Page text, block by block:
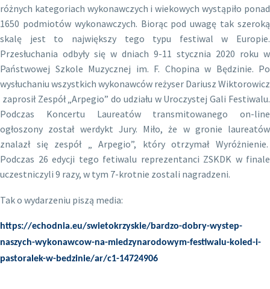
różnych kategoriach wykonawczych i wiekowych wystąpiło ponad
1650 podmiotów wykonawczych. Biorąc pod uwagę tak szeroką
skalę jest to największy tego typu festiwal w Europie.
Przesłuchania odbyły się w dniach 9-11 stycznia 2020 roku w
Państwowej Szkole Muzycznej im. F. Chopina w Będzinie. Po
wysłuchaniu wszystkich wykonawców reżyser Dariusz Wiktorowicz
zaprosił Zespół „Arpegio” do udziału w Uroczystej Gali Festiwalu.
Podczas Koncertu Laureatów transmitowanego on-line
ogłoszony został werdykt Jury. Miło, że w gronie laureatów
znalazł się zespół „ Arpegio”, który otrzymał Wyróżnienie.
Podczas 26 edycji tego fetiwalu reprezentanci ZSKDK w finale
uczestniczyli 9 razy, w tym 7-krotnie zostali nagradzeni.
Tak o wydarzeniu piszą media:
https://echodnia.eu/swietokrzyskie/bardzo-dobry-wystep-
naszych-wykonawcow-na-miedzynarodowym-festiwalu-koled-i-
pastoralek-w-bedzinie/ar/c1-14724906